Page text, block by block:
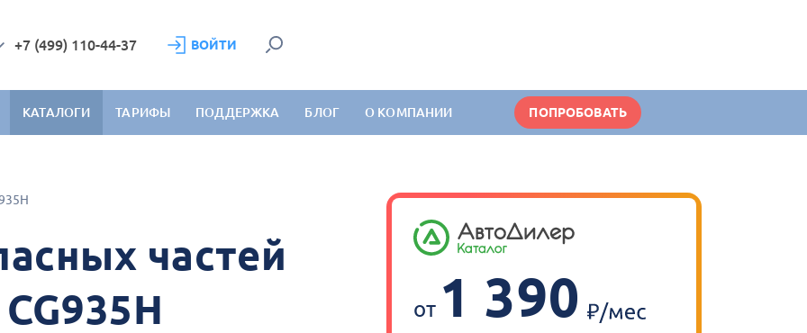
+7 (499) 110-44-37 ВОЙТИ
КАТАЛОГИ ТАРИФЫ ПОДДЕРЖКА БЛОГ О КОМПАНИИ ПОПРОБОВАТЬ
частей
от 1 390